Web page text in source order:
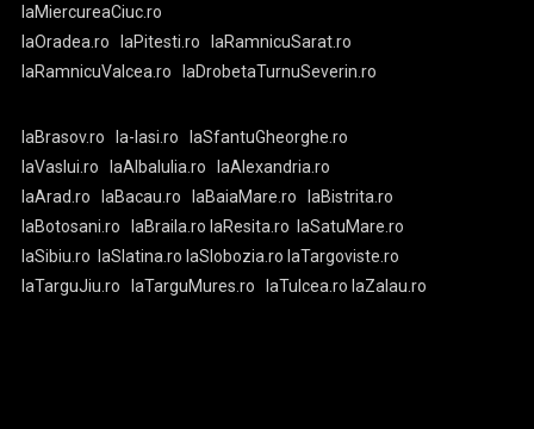
laMiercureaCiuc.ro
laOradea.ro
laPitesti.ro
laRamnicuSarat.ro
laRamnicuValcea.ro
laDrobetaTurnuSeverin.ro
laBrasov.ro la-Iasi.ro
laSfantuGheorghe.ro
laVaslui.ro
laAlbaIulia.ro
laAlexandria.ro
laArad.ro
laBacau.ro laBaiaMare.ro
laBistrita.ro
laBotosani.ro
laBraila.ro laResita.ro
laSatuMare.ro
laSibiu.ro
laSlatina.ro laSlobozia.ro laTargoviste.ro
laTarguJiu.ro
laTarguMures.ro laTulcea.ro laZalau.ro